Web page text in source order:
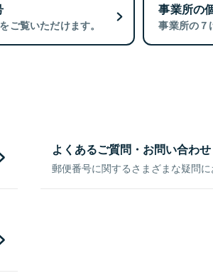
ご覧いただけます。
事業所の
事業所の７
よくあるご質問・お問い合わせ
郵便番号に関するさまざまな疑問に